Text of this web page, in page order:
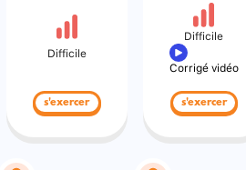
Difficile
s'exercer
Difficile
Corrigé vidéo
s'exercer